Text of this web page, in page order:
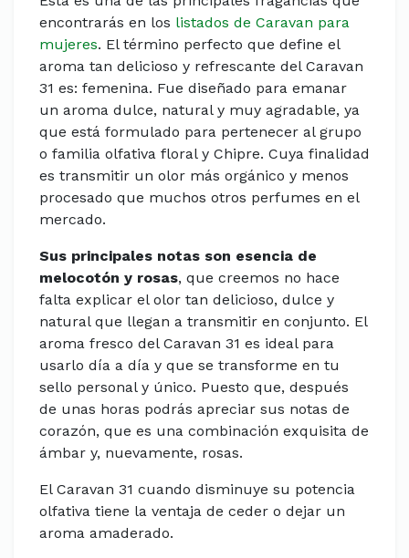
encontrarás en los listados de Caravan para
mujeres. El término perfecto que define el
aroma tan delicioso y refrescante del Caravan
31 es: femenina. Fue diseñado para emanar
un aroma dulce, natural y muy agradable, ya
que está formulado para pertenecer al grupo
o familia olfativa floral y Chipre. Cuya finalidad
es transmitir un olor más orgánico y menos
procesado que muchos otros perfumes en el
mercado.
Sus principales notas son esencia de
melocotón y rosas, que creemos no hace
falta explicar el olor tan delicioso, dulce y
natural que llegan a transmitir en conjunto. El
aroma fresco del Caravan 31 es ideal para
usarlo día a día y que se transforme en tu
sello personal y único. Puesto que, después
de unas horas podrás apreciar sus notas de
corazón, que es una combinación exquisita de
ámbar y, nuevamente, rosas.
El Caravan 31 cuando disminuye su potencia
olfativa tiene la ventaja de ceder o dejar un
aroma amaderado.